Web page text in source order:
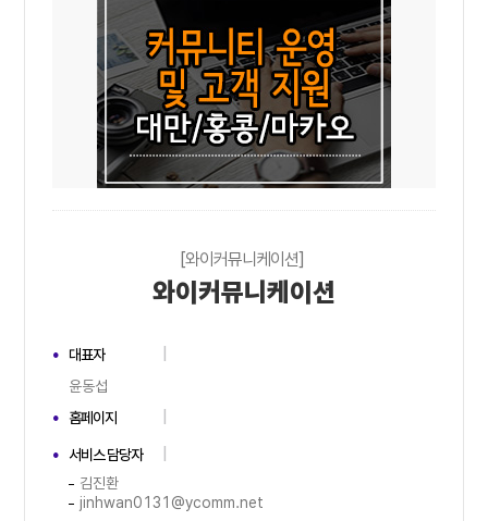
[와이커뮤니케이션]
와이커뮤니케이션
대표자
윤동섭
홈페이지
서비스 담당자
김진환
jinhwan0131@ycomm.net